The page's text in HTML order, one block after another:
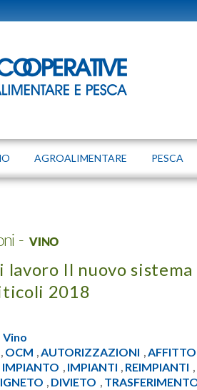
AGROALIMENTARE PESCA
- VINO
lavoro Il nuovo
2018
Vino
, OCM ,AUTORIZZAZIONI ,AFFITTO
IMPIANTO , IMPIANTI , REIMPIANTI ,
, DIVIETO ,